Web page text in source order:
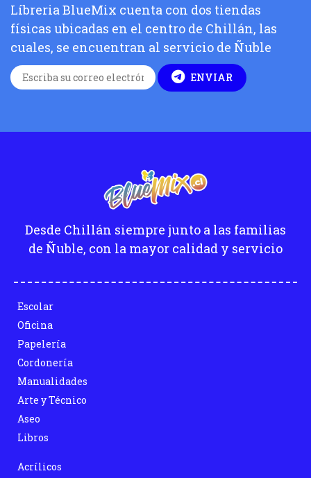
Líbreria BlueMix cuenta con dos tiendas
físicas ubicadas en el centro de Chillán, las
cuales, se encuentran al servicio de Ñuble
ENVIAR
Desde Chillán siempre junto a las familias
de Ñuble, con la mayor calidad y servicio
Escolar
Oficina
Papelería
Cordonería
Manualidades
Arte y Técnico
Aseo
Libros
Acrílicos